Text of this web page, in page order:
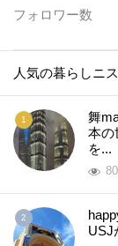
フォロワー数
人気の暮らしニ
舞
本の
を...
USJ